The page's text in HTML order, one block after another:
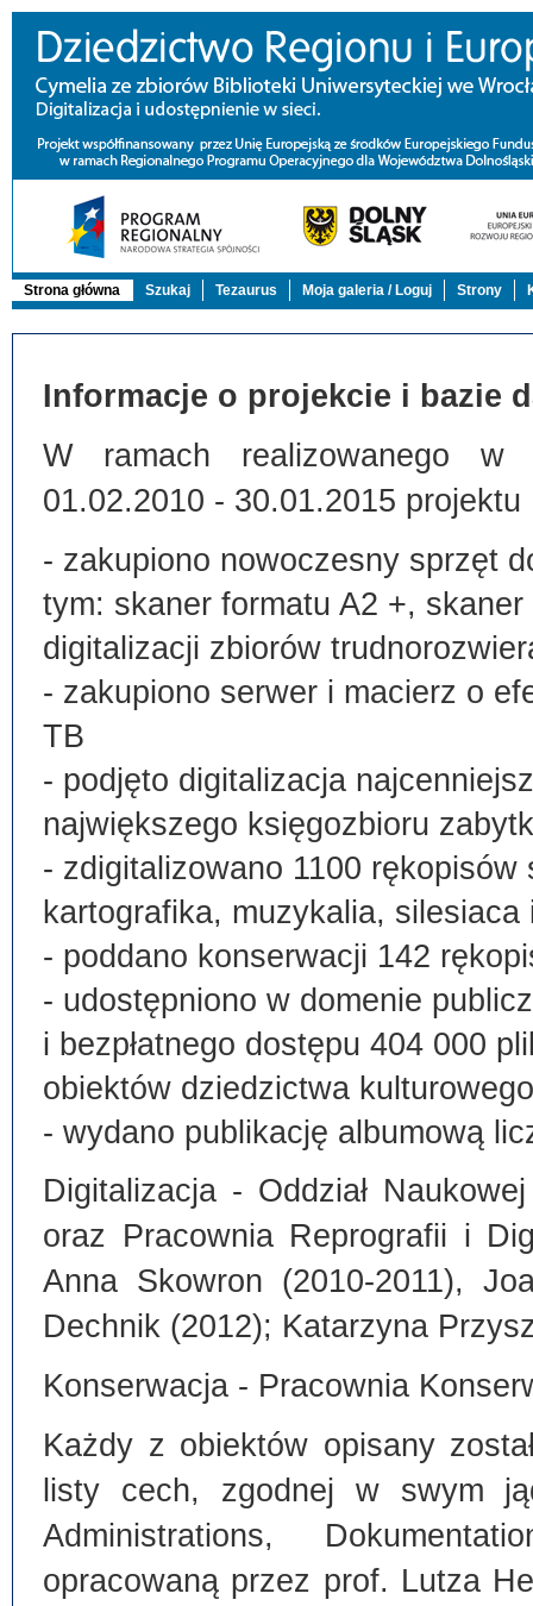
Strona główna Szukaj Tezaurus Moja galeria / Loguj Strony
Informacje o projekcie i bazie
W ramach realizowanego w
01.02.2010 - 30.01.2015 projektu
- zakupiono nowoczesny sprzęt
tym: skaner formatu A2 +,
digitalizacji zbiorów
- zakupiono serwer i macierz o
TB
- podjęto digitalizacja
największego księgozbioru
- zdigitalizowano 1100
kartografika, muzykalia, silesiaca
- poddano konserwacji 142
- udostępniono w domenie
i bezpłatnego dostępu 404 000
obiektów dziedzictwa kulturowego
- wydano publikację albumową
Digitalizacja - Oddział
oraz Pracownia Reprografii i
Anna Skowron (2010-2011),
Dechnik (2012); Katarzyna
Konserwacja - Pracownia
Każdy z obiektów opisany
listy cech, zgodnej w swym
Administrations,
opracowaną przez prof. Lutza